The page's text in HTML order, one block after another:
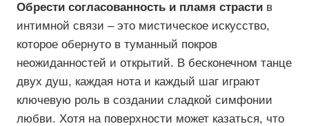
Обрести согласованность и пламя страсти в
интимной связи – это мистическое искусство,
которое обернуто в туманный покров
неожиданностей и открытий. В бесконечном танце
двух душ, каждая нота и каждый шаг играют
ключевую роль в создании сладкой симфонии
любви. Хотя на поверхности может казаться, что